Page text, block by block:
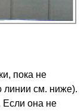
пока не
линии см. ниже).
Если она не